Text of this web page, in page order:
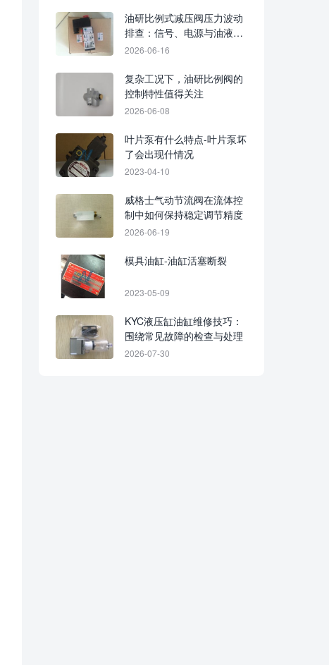
油研比例式减压阀压力波动
排查：信号、电源与油液状
态要重点确认
2026-06-16
复杂工况下，油研比例阀的
控制特性值得关注
2026-06-08
叶片泵有什么特点-叶片泵坏
了会出现什情况
2023-04-10
威格士气动节流阀在流体控
制中如何保持稳定调节精度
2026-06-19
模具油缸-油缸活塞断裂
2023-05-09
KYC液压缸油缸维修技巧：
围绕常见故障的检查与处理
2026-07-30